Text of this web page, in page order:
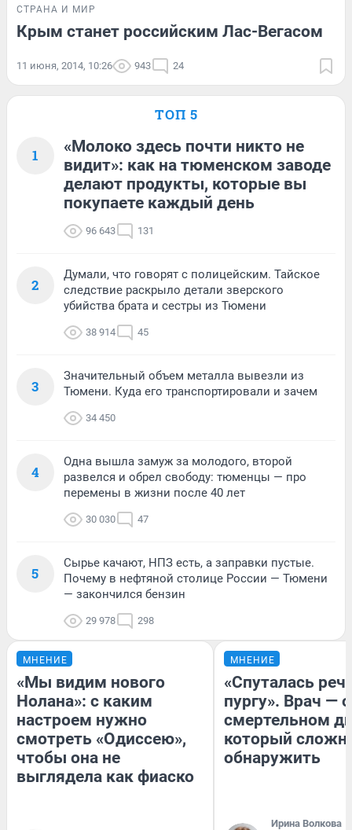
СТРАНА И МИР
Крым станет российским Лас-Вегасом
11 июня, 2014, 10:26 943 24
ТОП 5
1
«Молоко здесь почти никто не
видит»: как на тюменском заводе
делают продукты, которые вы
покупаете каждый день
96 643 131
2
Думали, что говорят с полицейским. Тайское
следствие раскрыло детали зверского
убийства брата и сестры из Тюмени
38 914 45
3
Значительный объем металла вывезли из
Тюмени. Куда его транспортировали и зачем
34 450
4
Одна вышла замуж за молодого, второй
развелся и обрел свободу: тюменцы — про
перемены в жизни после 40 лет
30 030 47
5
Сырье качают, НПЗ есть, а заправки пустые.
Почему в нефтяной столице России — Тюмени
— закончился бензин
29 978 298
МНЕНИЕ
«Мы видим нового
Нолана»: с каким
настроем нужно
смотреть «Одиссею»,
чтобы она не
выглядела как фиаско
МНЕНИЕ
«Спуталась
пургу». Врач — о
смертельном
который
обнаружить
Ирина Волкова